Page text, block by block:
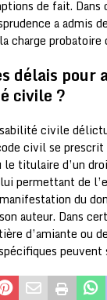
de fait. Dans
a admis
charge probatoire
délais pour
civile ?
civile
civil se prescrit
titulaire d’un
permettant de
du
auteur. Dans
d’amiante ou
peuvent